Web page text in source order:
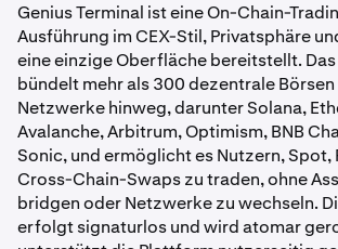
Genius Terminal ist eine On-Chain-
Ausführung im CEX-Stil, Privatsphäre
eine einzige Oberfläche bereitstellt. Das
bündelt mehr als 300 dezentrale Börsen
Netzwerke hinweg, darunter Solana,
Avalanche, Arbitrum, Optimism, BNB
Sonic, und ermöglicht es Nutzern, Spot,
Cross-Chain-Swaps zu traden, ohne
bridgen oder Netzwerke zu wechseln.
erfolgt signaturlos und wird atomar